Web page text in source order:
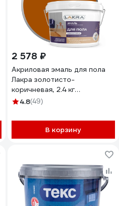
2 578 ₽
Акриловая эмаль для пола
Лакра золотисто-
коричневая, 2.4 кг
90003485911
4.8(49)
В корзину